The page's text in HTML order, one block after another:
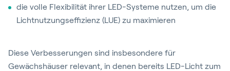
die volle Flexibilität ihrer LED-Systeme nutzen, um die
Lichtnutzungseffizienz (LUE) zu maximieren
Diese Verbesserungen sind insbesondere für
Gewächshäuser relevant, in denen bereits LED-Licht zum